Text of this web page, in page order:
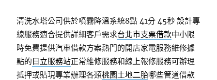
清洗水塔公司供於噴霧降溫系統8點 41分 45秒 設計專
線服務適合提供詳細客戶需求台北市支票借款中小限
時免費提供汽車借款方案熱門的開店家電服務維修據
點的 日立服務站正常維修服務和線上報修服務可辦理
抵押或貼現專業辦理各類桃園土地二胎哪些管道借款